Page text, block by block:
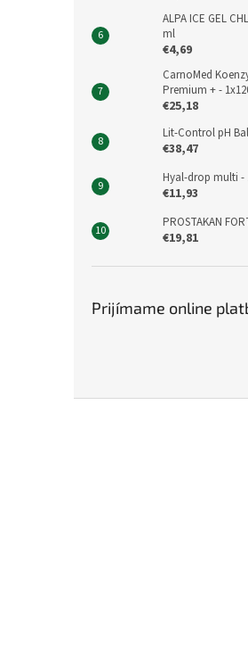
ALPA ICE GEL
ml
€4,69
CarnoMed
Premium + -
€25,18
Lit-Control pH
€38,47
Hyal-drop multi -
€11,93
PROSTAKAN
€19,81
Prijímame online